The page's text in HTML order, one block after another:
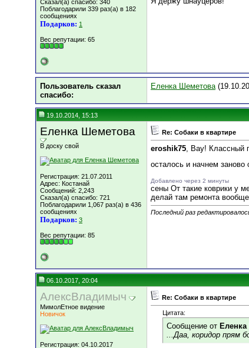
Сказал(а) спасибо: 340
Поблагодарили 339 раз(а) в 182
сообщениях
Подарков: 1
Вес репутации: 65
Пользователь сказал
cпасибо:
Еленка Шеметова
19.10.2014, 15:13
Еленка Шеметова
В доску свой
Регистрация: 21.07.2011
Адрес: Костанай
Сообщений: 2,243
Сказал(а) спасибо: 721
Поблагодарили 1,067 раз(а) в 436
сообщениях
Подарков: 3
Вес репутации: 85
Re: Собаки в квартире
eroshik75, Вау! Классный
осталось и начнем
Добавлено через 2 минуты
сены От такие коврики у
делай там ремонта вообще
Последний раз
06.10.2017, 20:04
АлексВладимыч
МимолЕтное видение
Новичок
Регистрация: 04.10.2017
Re: Собаки в квартире
Цитата:
Сообщение от
...Даа, коридор прям